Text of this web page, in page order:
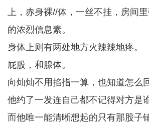
上，赤身裸//体，一丝不挂，房间
的浓烈信息素。
身体上则有两处地方火辣辣地疼。
屁股，和腺体。
向灿灿不用掐指一算，也知道怎么
他约了一发连自己都不记得对方是
而他唯一能清晰想起的只有那股子